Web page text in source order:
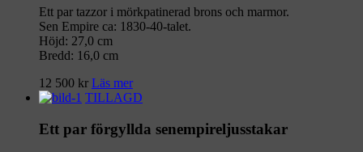
Ett par tazzor i mörkpatinerad brons och marmor.
Sen Empire ca: 1830-40-talet.
Höjd: 27,0 cm
Bredd: 16,0 cm
12 500 kr Läs mer
TILLAGD
Ett par förgyllda senempireljusstakar